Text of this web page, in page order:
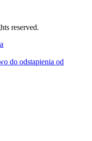
reserved.
do odstąpienia od